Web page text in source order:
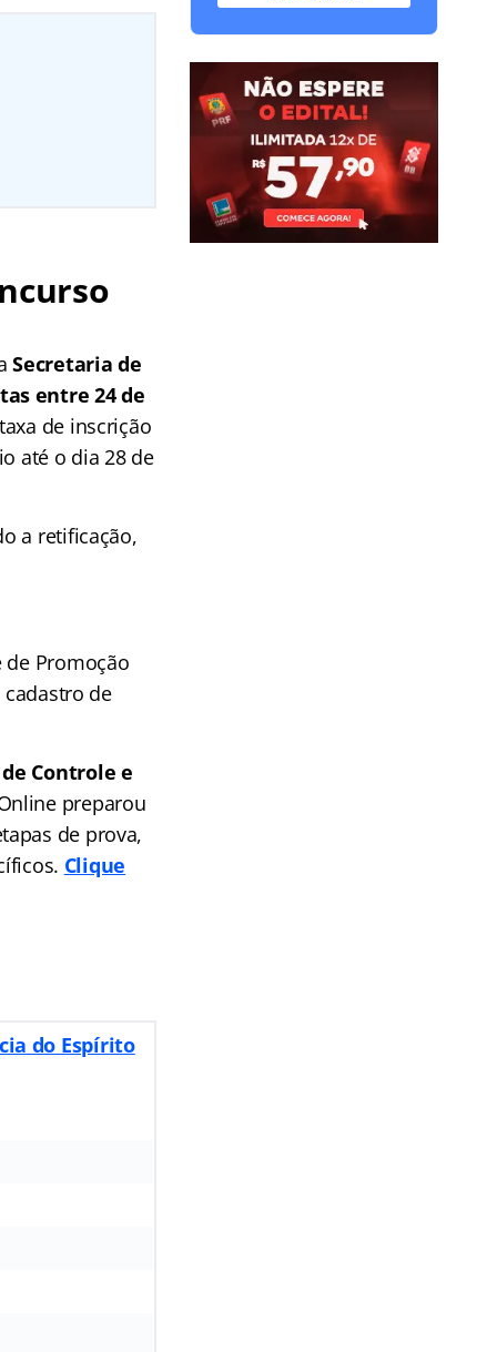
Secretaria de
entre 24 de
de inscrição
até o dia 28 de
a retificação,
de Promoção
cadastro de
Controle e
preparou
de prova,
Clique
do Espírito